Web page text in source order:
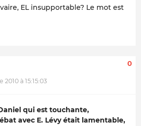
EL insupportable? Le mot est
à 15:15:03
0
qui est touchante,
avec E. Lévy était lamentable,